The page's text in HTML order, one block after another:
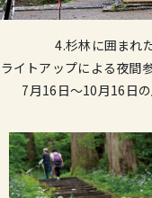
4.杉林に囲まれ
ライトアップによる夜間
7月16日〜10月16日